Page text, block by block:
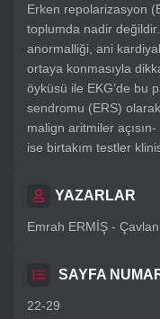
Erken repolarizasyon
toplumda nadir
anormalliği, ani
ortaya konmasıyla
öyküsü ile EKG’de bu
sendromu (ERS)
malign aritmiler
ise birtakım testler
YAZARLAR
Emrah ERMİŞ -
SAYFA
22-29